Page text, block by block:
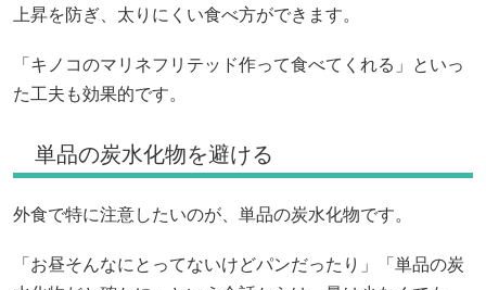
上昇を防ぎ、太りにくい食べ方ができます。
「キノコのマリネフリテッド作って食べてくれる」といっ
た工夫も効果的です。
単品の炭水化物を避ける
外食で特に注意したいのが、単品の炭水化物です。
「お昼そんなにとってないけどパンだったり」「単品の炭